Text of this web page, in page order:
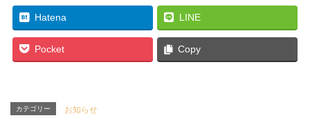
Hatena LINE
Pocket Copy
カテゴリー お知らせ